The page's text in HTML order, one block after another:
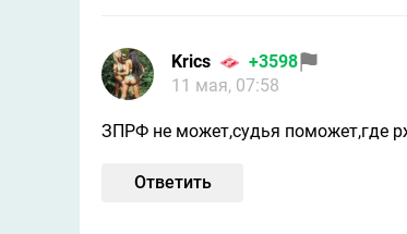
Krics
+3598
11 мая, 07:58
ЗПРФ не может,судья поможет,где
Ответить